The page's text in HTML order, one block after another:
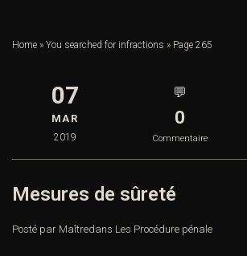
Home » You searched for infractions » Page 265
07
MAR
2019
💬
0
Commentaire
Mesures de sûreté
Posté par Maîtredans Les Procédure pénale